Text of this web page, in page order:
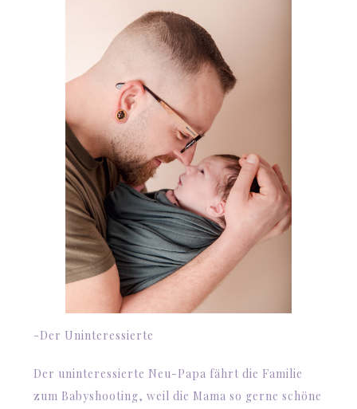
-Der Uninteressierte
Der uninteressierte Neu-Papa fährt die Familie
zum Babyshooting, weil die Mama so gerne schöne